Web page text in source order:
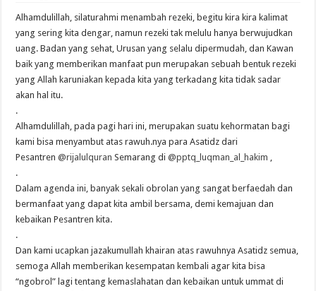
Alhamdulillah, silaturahmi menambah rezeki, begitu kira kira kalimat
yang sering kita dengar, namun rezeki tak melulu hanya berwujudkan
uang. Badan yang sehat, Urusan yang selalu dipermudah, dan Kawan
baik yang memberikan manfaat pun merupakan sebuah bentuk rezeki
yang Allah karuniakan kepada kita yang terkadang kita tidak sadar
akan hal itu.
.
Alhamdulillah, pada pagi hari ini, merupakan suatu kehormatan bagi
kami bisa menyambut atas rawuh.nya para Asatidz dari
Pesantren@rijalulquran Semarang di@pptq_luqman_al_hakim ,
.
Dalam agenda ini, banyak sekali obrolan yang sangat berfaedah dan
bermanfaat yang dapat kita ambil bersama, demi kemajuan dan
kebaikan Pesantren kita.
.
Dan kami ucapkan jazakumullah khairan atas rawuhnya Asatidz semua,
semoga Allah memberikan kesempatan kembali agar kita bisa
“ngobrol” lagi tentang kemaslahatan dan kebaikan untuk ummat di